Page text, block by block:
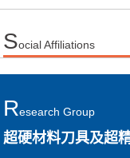
Social Affiliations
REsearch Group
超硬材料刀具及超